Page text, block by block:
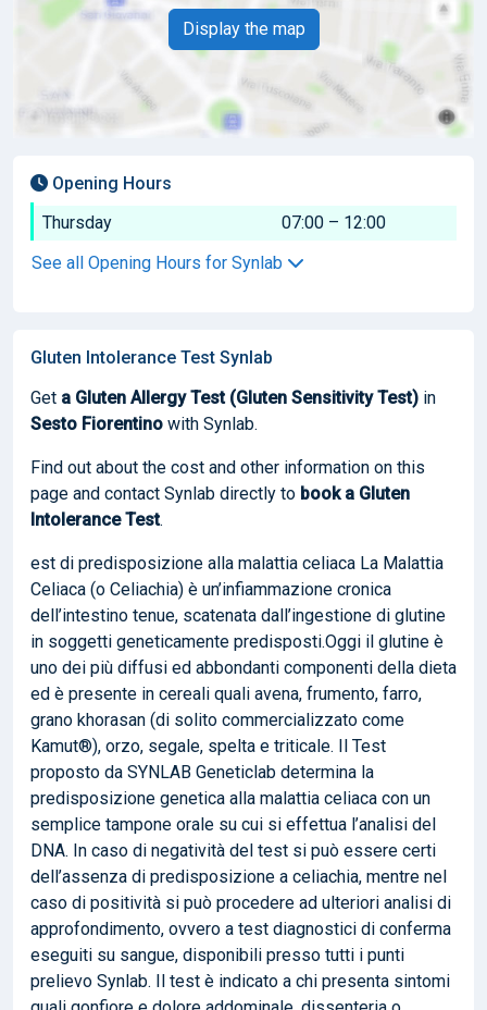
Display the map
Opening Hours
Thursday
07:00 – 12:00
See all Opening Hours for Synlab
Gluten Intolerance Test Synlab
Get a Gluten Allergy Test (Gluten Sensitivity Test) in
Sesto Fiorentino with Synlab.
Find out about the cost and other information on this
page and contact Synlab directly to book a Gluten
Intolerance Test.
est di predisposizione alla malattia celiaca La Malattia
Celiaca (o Celiachia) è un’infiammazione cronica
dell’intestino tenue, scatenata dall’ingestione di glutine
in soggetti geneticamente predisposti.Oggi il glutine è
uno dei più diffusi ed abbondanti componenti della dieta
ed è presente in cereali quali avena, frumento, farro,
grano khorasan (di solito commercializzato come
Kamut®), orzo, segale, spelta e triticale. Il Test
proposto da SYNLAB Geneticlab determina la
predisposizione genetica alla malattia celiaca con un
semplice tampone orale su cui si effettua l’analisi del
DNA. In caso di negatività del test si può essere certi
dell’assenza di predisposizione a celiachia, mentre nel
caso di positività si può procedere ad ulteriori analisi di
approfondimento, ovvero a test diagnostici di conferma
eseguiti su sangue, disponibili presso tutti i punti
prelievo Synlab. Il test è indicato a chi presenta sintomi